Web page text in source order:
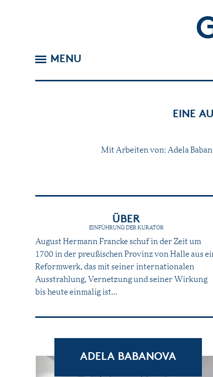
MENU
EINE
Mit Arbeiten von: Adela
ÜBER
EINFÜHRUNG DER KURATOR
August Hermann Francke schuf in der Zeit um
1700 in der preußischen Provinz von Halle aus
Reformwerk, das mit seiner internationalen
Ausstrahlung, Vernetzung und seiner Wirkung
bis heute einmalig ist...
ADELA BABANOVA